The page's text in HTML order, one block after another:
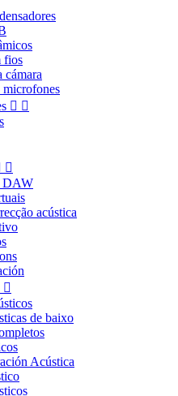
fios
cámara
microfones
 

DAW
acústica

de baixo
Acústica